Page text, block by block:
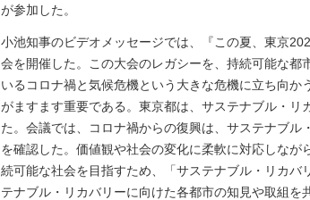
が参加した。
小池知事のビデオメッセージでは、『この夏、東京
会を開催した。この大会のレガシーを、持続可能な都
いるコロナ禍と気候危機という大きな危機に立ち向か
がますます重要である。東京都は、サステナブル・リ
た。会議では、コロナ禍からの復興は、サステナブル
を確認した。価値観や社会の変化に柔軟に対応しなが
続可能な社会を目指すため、「サステナブル・リカバ
テナブル・リカバリーに向けた各都市の知見や取組を